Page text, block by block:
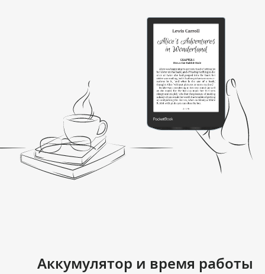
Аккумулятор и время работы